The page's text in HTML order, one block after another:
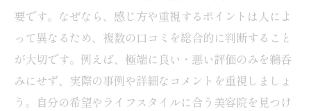
要です。なぜなら、感じ方や重視するポイントは人によ
って異なるため、複数の口コミを総合的に判断すること
が大切です。例えば、極端に良い・悪い評価のみを鵜呑
みにせず、実際の事例や詳細なコメントを重視しましょ
う。自分の希望やライフスタイルに合う美容院を見つけ